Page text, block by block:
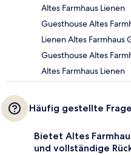
Altes Farmhaus Lienen
Guesthouse Altes
Lienen Altes Farmhaus
Guesthouse Altes
Altes Farmhaus Lienen
Häufig gestellte
Bietet Altes
und vollständige